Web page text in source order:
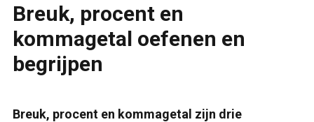
Breuk, procent en
kommagetal oefenen en
begrijpen
Breuk, procent en kommagetal zijn drie